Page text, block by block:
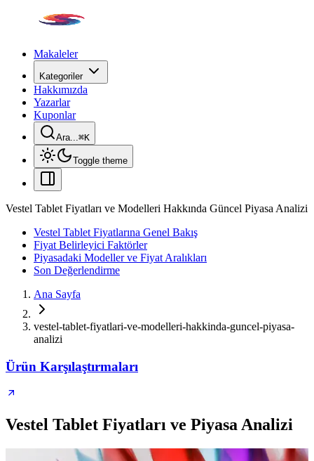
Makaleler
Kategoriler
Hakkımızda
Yazarlar
Kuponlar
Ara...⌘K
Toggle theme
Vestel Tablet Fiyatları ve Modelleri Hakkında Güncel Piyasa Analizi
Vestel Tablet Fiyatlarına Genel Bakış
Fiyat Belirleyici Faktörler
Piyasadaki Modeller ve Fiyat Aralıkları
Son Değerlendirme
Ana Sayfa
vestel-tablet-fiyatlari-ve-modelleri-hakkinda-guncel-piyasa-
analizi
Ürün Karşılaştırmaları
Vestel Tablet Fiyatları ve Piyasa Analizi